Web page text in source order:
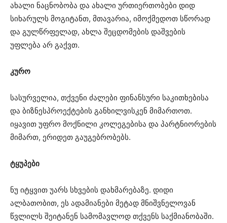
ახალი ნაცნობობა და ახალი ურთიერთობები დიდ
სიხარულს მოგიტანთ, მთავარია, იმოქმედოთ სწორად
და გულწრფელად, ახლა შეცდომების დაშვების
უფლება არ გაქვთ.
კურო
სასურველია, თქვენი ძალები ფინანსური საკითხებისა
და ბიზნესპროექტების განხილვისკენ მიმართოთ.
იყავით უფრო მოქნილი კოლეგებისა და პარტნიორების
მიმართ, ერიდეთ გაუგებრობებს.
ტყუპები
ნუ იტყვით უარს სხვების დახმარებაზე. დიდი
ალბათობით, ეს ადამიანები მეტად მნიშვნელოვან
წვლილს შეიტანენ სამომავლოდ თქვენს საქმიანობაში.